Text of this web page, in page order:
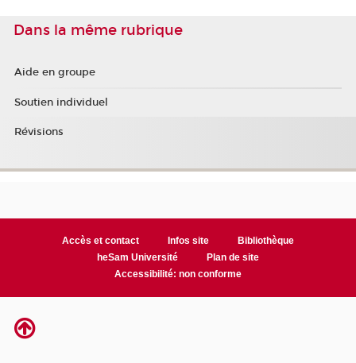
Dans la même rubrique
Aide en groupe
Soutien individuel
Révisions
Accès et contact Infos site
Bibliothèque
heSam Université
Plan de site
Accessibilité: non conforme